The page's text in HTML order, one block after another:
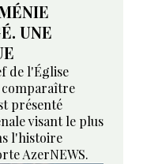
UNE
de l'Église
comparaître
présenté
visant le plus
l'histoire
AzerNEWS.